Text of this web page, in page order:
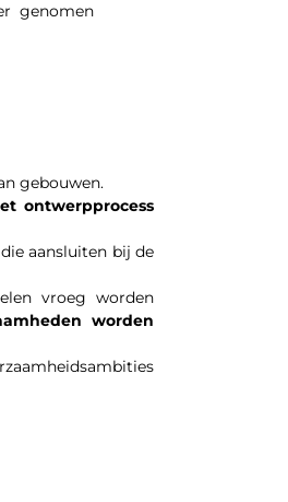
genomen
gebouwen.
ontwerpprocess
aansluiten bij de
vroeg worden
worden